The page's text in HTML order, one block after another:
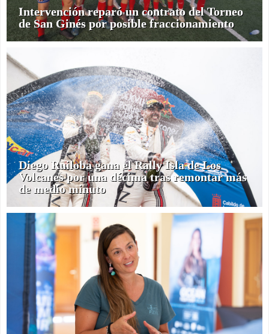
Intervención reparó un contrato del Torneo
de San Ginés por posible fraccionamiento
Diego Ruiloba gana el Rally Isla de Los
Volcanes por una décima tras remontar más
de medio minuto